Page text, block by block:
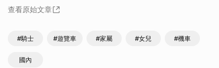
查看原始文章
#騎士 #遊覽車 #家屬 #女兒 #機車
國內